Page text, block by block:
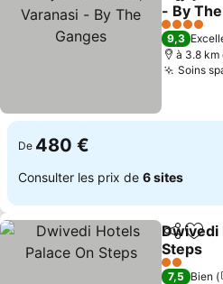
- By
4 Étoiles
9,3
à 3.8 km
Soins
De 480 €
Consulter les prix de 6 sites
Partager
Dwivedi
Steps
2 Étoiles
7,5 Bien